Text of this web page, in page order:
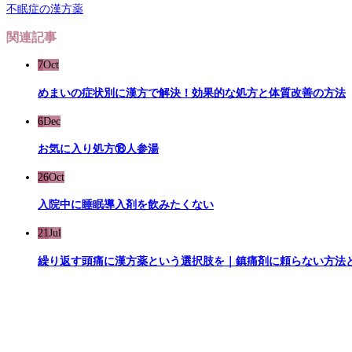
不眠症の漢方薬
関連記事
7Oct
めまいの症状別に漢方で解決！効果的な処方と体質改善の方法
6Dec
お気に入り処方⑱人参湯
26Oct
入院中に睡眠導入剤を飲みたくない
21Jul
繰り返す頭痛に漢方薬という選択肢を｜鎮痛剤に頼らない方法